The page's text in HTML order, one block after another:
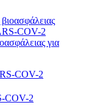
για
COV-2